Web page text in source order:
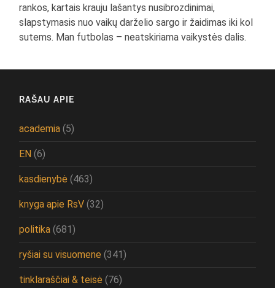
rankos, kartais krauju lašantys nusibrozdinimai,
slapstymasis nuo vaikų darželio sargo ir žaidimas iki kol
sutems. Man futbolas – neatskiriama vaikystės dalis.
RAŠAU APIE
academia (5)
EN (6)
kasdienybė (463)
knyga apie RsV (32)
politika (681)
ryšiai su visuomene (341)
tinklaraščiai & teisė (76)